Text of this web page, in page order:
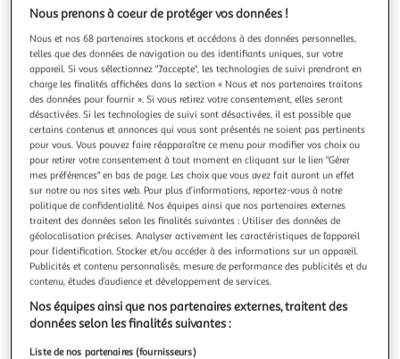
Illustration
précédentesuivante
4.1 (7)
HASBRO
Jeu Monopoly classique
Jeu de plateau classique pour la famille et les enfants,
pour 2 à 6 joueurs, à partir de 8 ans
En savoir +
Vendu par Auchan
Livr. ou retrait dès 1/2 jours
A partir de 3,00€ - Retrait offert dès 35€
Plus d'options
Nous prenons à coeur de protéger vos données !
Nous et nos 68 partenaires stockons et accédons à des données personnelles,
telles que des données de navigation ou des identifiants uniques, sur votre
appareil. Si vous sélectionnez "J'accepte", les technologies de suivi prendront en
charge les finalités affichées dans la section « Nous et nos partenaires traitons
des données pour fournir ». Si vous retirez votre consentement, elles seront
désactivées. Si les technologies de suivi sont désactivées, il est possible que
certains contenus et annonces qui vous sont présentés ne soient pas pertinents
pour vous. Vous pouvez faire réapparaître ce menu pour modifier vos choix ou
pour retirer votre consentement à tout moment en cliquant sur le lien "Gérer
mes préférences" en bas de page. Les choix que vous avez fait auront un effet
sur notre ou nos sites web. Pour plus d’informations, reportez-vous à notre
politique de confidentialité. Nos équipes ainsi que nos partenaires externes
traitent des données selon les finalités suivantes : Utiliser des données de
géolocalisation précises. Analyser activement les caractéristiques de l’appareil
pour l’identification. Stocker et/ou accéder à des informations sur un appareil.
Publicités et contenu personnalisés, mesure de performance des publicités et du
contenu, études d’audience et développement de services.
Nos équipes ainsi que nos partenaires externes, traitent des
données selon les finalités suivantes :
Liste de nos partenaires (fournisseurs)